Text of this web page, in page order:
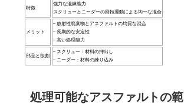
特徴
強力な混練能力
スクリューとニーダーの回転運動による均一な混合
メリット
– 放射性廃棄物とアスファルトの均質な混合
– 長期的な安定性
– 高い処理能力
部品と役割
– スクリュー：材料の押出し
– ニーダー：材料の練り込み
処理可能なアスファルトの範